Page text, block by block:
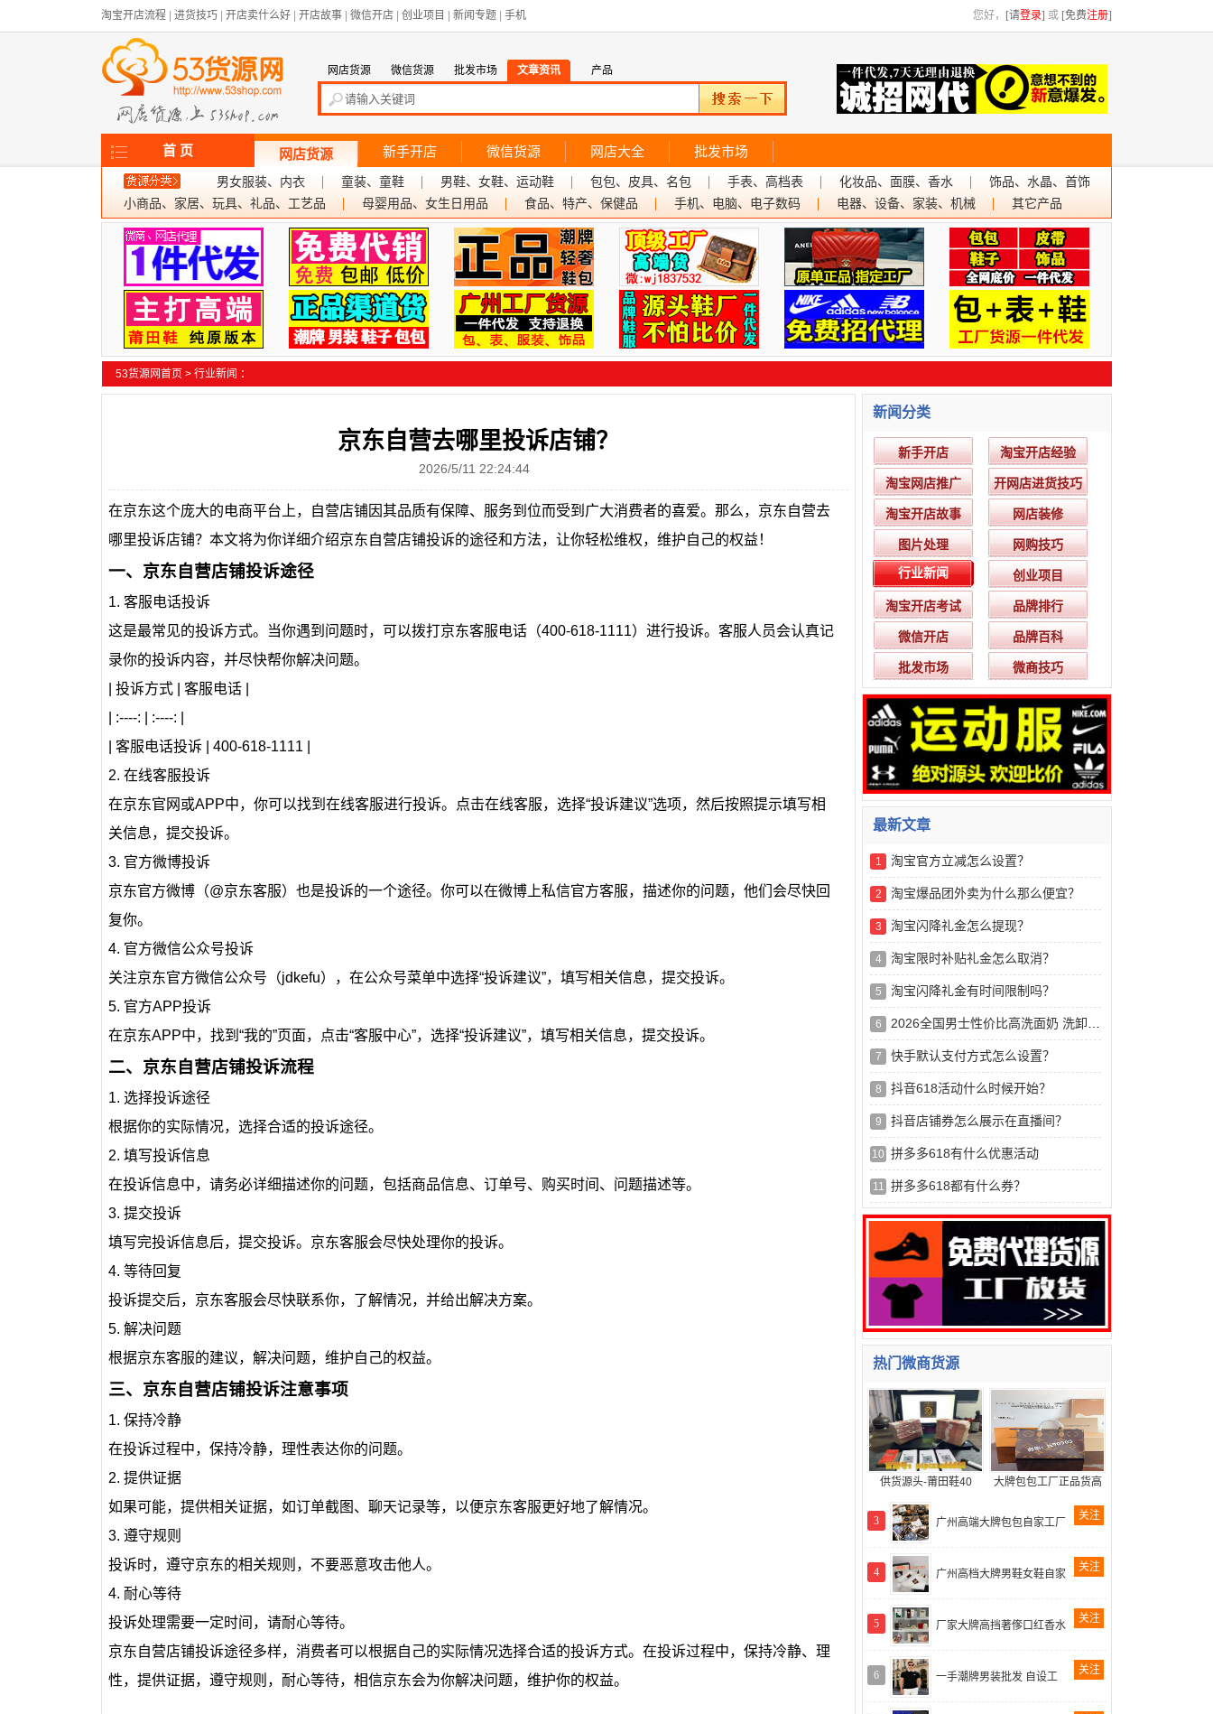
淘宝开店流程 进货技巧 开店卖什么好 开店故事 微信开店 创业项目 新闻专题 手机 您好， [请登录] 或 [免费注册]
网店货源 微信货源 批发市场 文章资讯 产品
首 页 网店货源 新手开店 微信货源 网店大全 批发市场
男女服装、内衣 童装、童鞋 男鞋、女鞋、运动鞋 包包、皮具、名包 手表、高档表 化妆品、面膜、香水
饰品、水晶、首饰
小商品、家居、玩具、礼品、工艺品
母婴用品、女生日用品 食品、特产、保健品 手机、电脑、电子数码 电器、设备、家装、机械 其它产品
53货源网首页 > 行业新闻 ：
京东自营去哪里投诉店铺？
2026/5/11 22:24:44
在京东这个庞大的电商平台上，自营店铺因其品质有保障、服务到位而受到广大消费者的喜爱。那么，京东自营去
哪里投诉店铺？本文将为你详细介绍京东自营店铺投诉的途径和方法，让你轻松维权，维护自己的权益！
一、京东自营店铺投诉途径
1. 客服电话投诉
这是最常见的投诉方式。当你遇到问题时，可以拨打京东客服电话（400-618-1111）进行投诉。客服人员会认真记
录你的投诉内容，并尽快帮你解决问题。
| 投诉方式 | 客服电话 |
| :----: | :----: |
| 客服电话投诉 | 400-618-1111 |
2. 在线客服投诉
在京东官网或APP中，你可以找到在线客服进行投诉。点击在线客服，选择“投诉建议”选项，然后按照提示填写相
关信息，提交投诉。
3. 官方微博投诉
京东官方微博（@京东客服）也是投诉的一个途径。你可以在微博上私信官方客服，描述你的问题，他们会尽快回
复你。
4. 官方微信公众号投诉
关注京东官方微信公众号（jdkefu），在公众号菜单中选择“投诉建议”，填写相关信息，提交投诉。
5. 官方APP投诉
在京东APP中，找到“我的”页面，点击“客服中心”，选择“投诉建议”，填写相关信息，提交投诉。
二、京东自营店铺投诉流程
1. 选择投诉途径
根据你的实际情况，选择合适的投诉途径。
2. 填写投诉信息
在投诉信息中，请务必详细描述你的问题，包括商品信息、订单号、购买时间、问题描述等。
3. 提交投诉
填写完投诉信息后，提交投诉。京东客服会尽快处理你的投诉。
4. 等待回复
投诉提交后，京东客服会尽快联系你，了解情况，并给出解决方案。
5. 解决问题
根据京东客服的建议，解决问题，维护自己的权益。
三、京东自营店铺投诉注意事项
1. 保持冷静
在投诉过程中，保持冷静，理性表达你的问题。
2. 提供证据
如果可能，提供相关证据，如订单截图、聊天记录等，以便京东客服更好地了解情况。
3. 遵守规则
投诉时，遵守京东的相关规则，不要恶意攻击他人。
4. 耐心等待
投诉处理需要一定时间，请耐心等待。
京东自营店铺投诉途径多样，消费者可以根据自己的实际情况选择合适的投诉方式。在投诉过程中，保持冷静、理
性，提供证据，遵守规则，耐心等待，相信京东会为你解决问题，维护你的权益。
新闻分类
新手开店 淘宝开店经验
淘宝网店推广 开网店进货技巧
淘宝开店故事 网店装修
图片处理
网购技巧
行业新闻
创业项目
淘宝开店考试 品牌排行
微信开店 品牌百科
批发市场 微商技巧
最新文章
1 淘宝官方立减怎么设置？
2 淘宝爆品团外卖为什么那么便宜？
3 淘宝闪降礼金怎么提现？
4 淘宝限时补贴礼金怎么取消？
5 淘宝闪降礼金有时间限制吗？
6 2026全国男士性价比高洗面奶 洗卸合一实测TOP8 日常通勤长效控油平价
7 快手默认支付方式怎么设置？
8 抖音618活动什么时候开始？
9 抖音店铺券怎么展示在直播间？
10 拼多多618有什么优惠活动
11 拼多多618都有什么券？
热门微商货源
供货源头-莆田鞋40 大牌包包工厂正品货高
3 广州高端大牌包包自家工厂
关注
4 广州高档大牌男鞋女鞋自家
关注
5 厂家大牌高挡著偧口红香水
关注
6 一手潮牌男装批发 自设工
关注